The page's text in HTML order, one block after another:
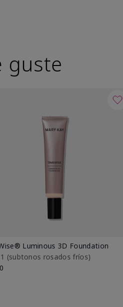
guste
Luminous 3D Foundation
(subtonos rosados fríos)